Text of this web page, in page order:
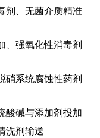
剂、无菌介质精准
、强氧化性消毒剂
硝系统腐蚀性药剂
酸碱与添加剂投加
洗剂输送